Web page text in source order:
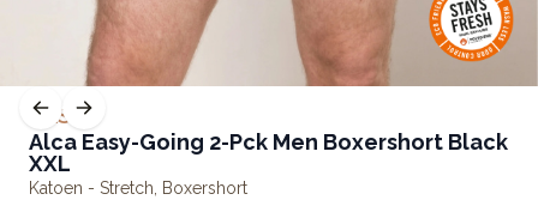
BASIC
Alca Easy-Going 2-Pck Men Boxershort Black
XXL
Katoen - Stretch Boxershort